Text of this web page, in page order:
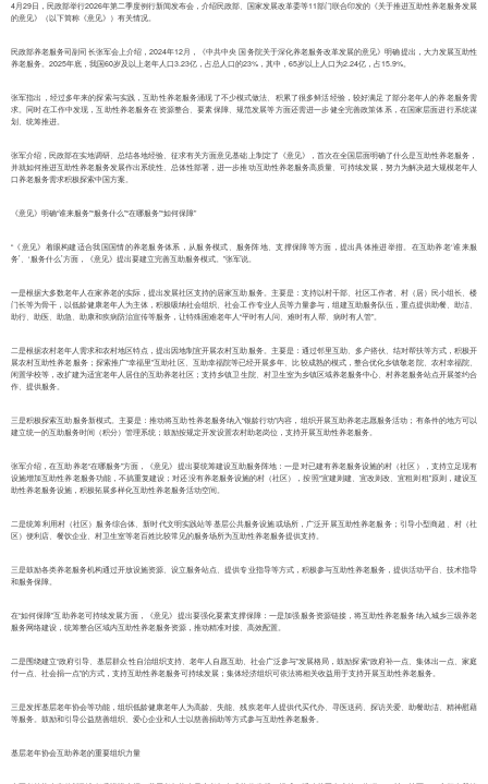
4月29日，民政部举行2026年第二季度例行新闻发布会，介绍民政部、国家发展改革委等11部门联合印发的《关于推进互助性养老服务发展
的意见》（以下简称《意见》）有关情况。
民政部养老服务司副司长张军会上介绍，2024年12月，《中共中央 国务院关于深化养老服务改革发展的意见》明确提出，大力发展互助性
养老服务。2025年底，我国60岁及以上老年人口3.23亿，占总人口的23%，其中，65岁以上人口为2.24亿，占15.9%。
张军指出，经过多年来的探索与实践，互助性养老服务涌现了不少模式做法、积累了很多鲜活经验，较好满足了部分老年人的养老服务需
求。同时在工作中发现，互助性养老服务在资源整合、要素保障、规范发展等方面还需进一步健全完善政策体系，在国家层面进行系统谋
划、统筹推进。
张军介绍，民政部在实地调研、总结各地经验、征求有关方面意见基础上制定了《意见》，首次在全国层面明确了什么是互助性养老服务，
并就如何推进互助性养老服务发展作出系统性、总体性部署，进一步推动互助性养老服务高质量、可持续发展，努力为解决超大规模老年人
口养老服务需求积极探索中国方案。
《意见》明确“谁来服务”“服务什么”“在哪服务”“如何保障”
“《意见》着眼构建适合我国国情的养老服务体系，从服务模式、服务阵地、支撑保障等方面，提出具体推进举措。在互助养老‘谁来服
务’、‘服务什么’方面，《意见》提出要建立完善互助服务模式。”张军说。
一是根据大多数老年人在家养老的实际，提出发展社区支持的居家互助服务。主要是：支持以村干部、社区工作者、村（居）民小组长、楼
门长等为骨干，以低龄健康老年人为主体，积极吸纳社会组织、社会工作专业人员等力量参与，组建互助服务队伍，重点提供助餐、助洁、
助行、助医、助急、助康和疾病防治宣传等服务，让特殊困难老年人“平时有人问、难时有人帮、病时有人管”。
二是根据农村老年人需求和农村地区特点，提出因地制宜开展农村互助服务。主要是：通过邻里互助、多户搭伙、结对帮扶等方式，积极开
展农村互助性养老服务；探索推广“幸福里”互助社区、互助幸福院等已经开展多年、比较成熟的模式，整合优化乡镇敬老院、农村幸福院、
闲置学校等，改扩建为适宜老年人居住的互助养老社区；支持乡镇卫生院、村卫生室为乡镇区域养老服务中心、村养老服务站点开展签约合
作、提供服务。
三是积极探索互助服务新模式。主要是：推动将互助性养老服务纳入“银龄行动”内容，组织开展互助养老志愿服务活动；有条件的地方可以
建立统一的互助服务时间（积分）管理系统；鼓励按规定开发设置农村助老岗位，支持开展互助性养老服务。
张军介绍，在互助养老“在哪服务”方面，《意见》提出要统筹建设互助服务阵地：一是对已建有养老服务设施的村（社区），支持立足现有
设施增加互助性养老服务功能，不搞重复建设；对还没有养老服务设施的村（社区），按照“宜建则建、宜改则改、宜租则租”原则，建设互
助性养老服务设施，积极拓展多样化互助性养老服务活动空间。
二是统筹利用村（社区）服务综合体、新时代文明实践站等基层公共服务设施或场所，广泛开展互助性养老服务；引导小型商超、村（社
区）便利店、餐饮企业、村卫生室等老百姓比较常见的服务场所为互助性养老服务提供支持。
三是鼓励各类养老服务机构通过开放设施资源、设立服务站点、提供专业指导等方式，积极参与互助性养老服务，提供活动平台、技术指导
和服务保障。
在“如何保障”互助养老可持续发展方面，《意见》提出要强化要素支撑保障：一是加强服务资源链接，将互助性养老服务纳入城乡三级养老
服务网络建设，统筹整合区域内互助性养老服务资源，推动精准对接、高效配置。
二是围绕建立“政府引导、基层群众性自治组织支持、老年人自愿互助、社会广泛参与”发展格局，鼓励探索“政府补一点、集体出一点、家庭
付一点、社会捐一点”的方式，支持互助性养老服务可持续发展；集体经济组织可依法将相关收益用于支持开展互助性养老服务。
三是发挥基层老年协会等功能，组织低龄健康老年人为高龄、失能、残疾老年人提供代买代办、寻医送药、探访关爱、助餐助洁、精神慰藉
等服务。鼓励和引导公益慈善组织、爱心企业和人士以慈善捐助等方式参与互助性养老服务。
基层老年协会互助养老的重要组织力量